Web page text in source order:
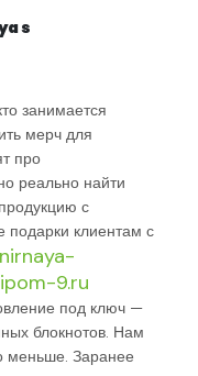
s
занимается
мерч для
про
реально найти
с
подарки клиентам с
9.ru
под ключ —
блокнотов. Нам
меньше. Заранее